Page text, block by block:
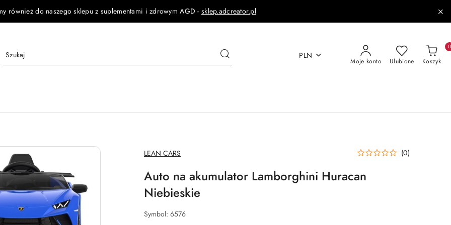
również do naszego sklepu z suplementami i zdrowym AGD - sklep.adcreator.pl
PLN
Moje konto Ulubione Koszyk
0
NAZWA
PRODUCENTA:
LEAN CARS (0)
Auto na akumulator Lamborghini Huracan
Niebieskie
Symbol: 6576